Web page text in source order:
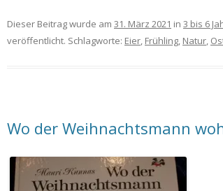
Dieser Beitrag wurde am 31. März 2021 in 3 bis 6
veröffentlicht. Schlagworte: Eier, Frühling, Natur,
Wo der Weihnachtsmann